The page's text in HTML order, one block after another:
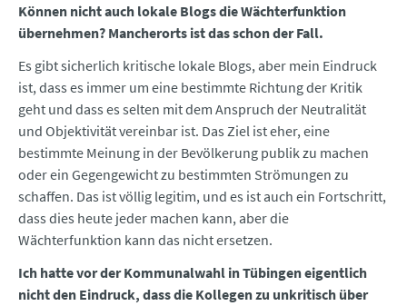
Können nicht auch lokale Blogs die Wächterfunktion
übernehmen? Mancherorts ist das schon der Fall.
Es gibt sicherlich kritische lokale Blogs, aber mein Eindruck
ist, dass es immer um eine bestimmte Richtung der Kritik
geht und dass es selten mit dem Anspruch der Neutralität
und Objektivität vereinbar ist. Das Ziel ist eher, eine
bestimmte Meinung in der Bevölkerung publik zu machen
oder ein Gegengewicht zu bestimmten Strömungen zu
schaffen. Das ist völlig legitim, und es ist auch ein Fortschritt,
dass dies heute jeder machen kann, aber die
Wächterfunktion kann das nicht ersetzen.
Ich hatte vor der Kommunalwahl in Tübingen eigentlich
nicht den Eindruck, dass die Kollegen zu unkritisch über